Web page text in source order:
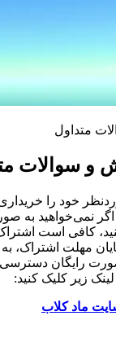
متداول
و سوالات
خود را
نمی‌خواهید به
کافی است
مهلت اشتراک،
رایگان دسترسی
زیر کلیک کنید:
ماد کلاب